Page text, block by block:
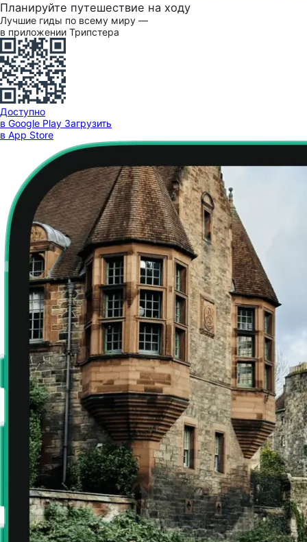
Планируйте путешествие на ходу
Лучшие гиды по всему миру —
в приложении Трипстера
Доступно
в Google Play Загрузить
в App Store